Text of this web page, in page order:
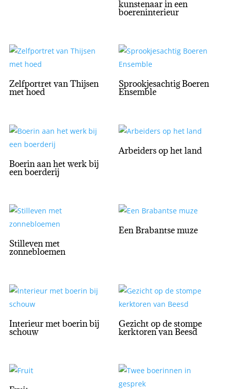
kunstenaar in een
boereninterieur
Zelfportret van Thijsen
met hoed
Sprookjesachtig Boeren
Ensemble
Boerin aan het werk bij
een boerderij
Arbeiders op het land
Stilleven met
zonnebloemen
Een Brabantse muze
Interieur met boerin bij
schouw
Gezicht op de stompe
kerktoren van Beesd